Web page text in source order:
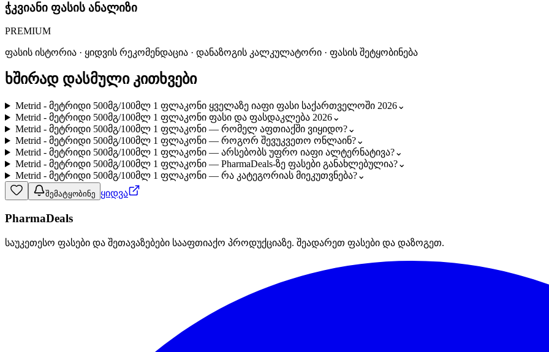
ჭკვიანი ფასის ანალიზი
PREMIUM
ფასის ისტორია · ყიდვის რეკომენდაცია · დანაზოგის კალკულატორი · ფასის შეტყობინება
ხშირად დასმული კითხვები
Metrid - მეტრიდი 500მგ/100მლ 1 ფლაკონი ყველაზე იაფი ფასი საქართველოში 2026⌄
Metrid - მეტრიდი 500მგ/100მლ 1 ფლაკონი ფასი და ფასდაკლება 2026⌄
Metrid - მეტრიდი 500მგ/100მლ 1 ფლაკონი — რომელ აფთიაქში ვიყიდო?⌄
Metrid - მეტრიდი 500მგ/100მლ 1 ფლაკონი — როგორ შევუკვეთო ონლაინ?⌄
Metrid - მეტრიდი 500მგ/100მლ 1 ფლაკონი — არსებობს უფრო იაფი ალტერნატივა?⌄
Metrid - მეტრიდი 500მგ/100მლ 1 ფლაკონი — PharmaDeals-ზე ფასები განახლებულია?⌄
Metrid - მეტრიდი 500მგ/100მლ 1 ფლაკონი — რა კატეგორიას მიეკუთვნება?⌄
შემატყობინე ყიდვა
PharmaDeals
საუკეთესო ფასები და შეთავაზებები სააფთიაქო პროდუქციაზე. შეადარეთ ფასები და დაზოგეთ.